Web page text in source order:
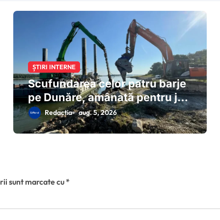
ȘTIRI INTERNE
Scufundarea celor patru barje
pe Dunăre, amânată pentru joi
dimineață
Redactia aug. 5, 2026
sunt marcate cu*